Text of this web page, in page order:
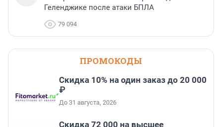
Геленджике после атаки БПЛА
79 094
ПРОМОКОДЫ
Скидка 10% на один заказ до 20 000
₽
До 31 августа, 2026
Скидка 72 000 на высшее